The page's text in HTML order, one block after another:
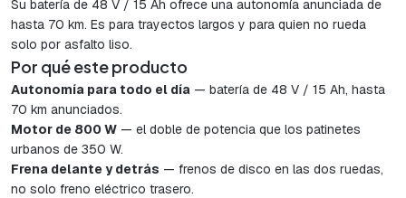
Su batería de 48 V / 15 Ah ofrece una autonomía anunciada de
hasta 70 km. Es para trayectos largos y para quien no rueda
solo por asfalto liso.
Por qué este producto
Autonomía para todo el día — batería de 48 V / 15 Ah, hasta
70 km anunciados.
Motor de 800 W — el doble de potencia que los patinetes
urbanos de 350 W.
Frena delante y detrás — frenos de disco en las dos ruedas,
no solo freno eléctrico trasero.